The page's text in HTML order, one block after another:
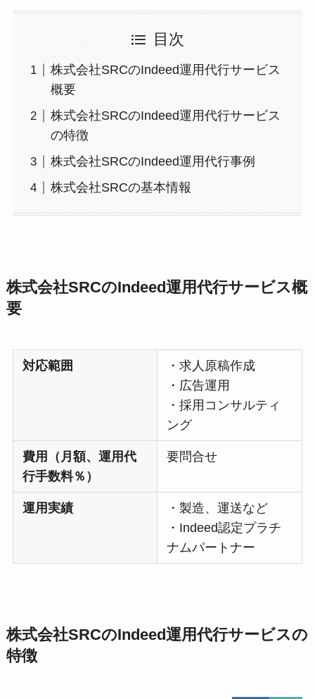
目次
株式会社SRCのIndeed運用代行サービス
概要
株式会社SRCのIndeed運用代行サービス
の特徴
株式会社SRCのIndeed運用代行事例
株式会社SRCの基本情報
株式会社SRCのIndeed運用代行サービス概
要
対応範囲
・求人原稿作成
・広告運用
・採用コンサルティ
ング
費用（月額、運用代
行手数料％）
要問合せ
運用実績
・製造、運送など
・Indeed認定プラチ
ナムパートナー
株式会社SRCのIndeed運用代行サービスの
特徴